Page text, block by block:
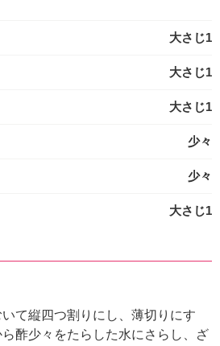
大さじ1
大さじ1
大さじ1
少々
少々
大さじ1
て縦四つ割りにし、薄切りにす
酢少々をたらした水にさらし、ざ